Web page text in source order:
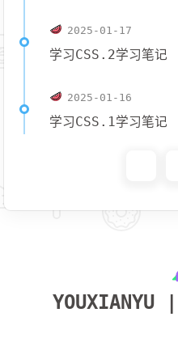
2025-01-17
学习CSS.2学习笔记
2025-01-16
学习CSS.1学习笔记
YOUXIANYU |